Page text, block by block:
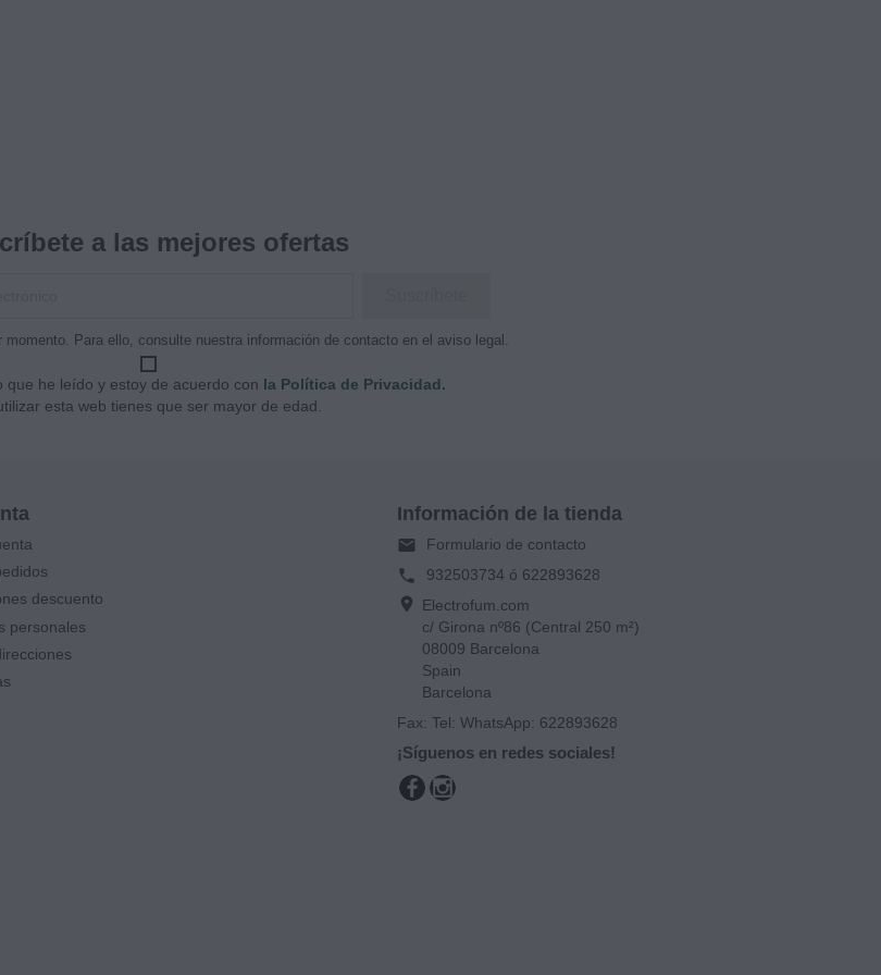
a las mejores ofertas
momento. Para ello, consulte nuestra información de contacto en el aviso legal.
que he leído y estoy de acuerdo con la Política de Privacidad.
esta web tienes que ser mayor de edad.
descuento
personales
Información de la tienda
email Formulario de contacto
phone 932503734 ó 622893628
location_on
Electrofum.com
c/ Girona nº86 (Central 250 m²)
08009 Barcelona
Spain
Barcelona
Fax: Tel: WhatsApp: 622893628
¡Síguenos en redes sociales!
FacebookInstagram